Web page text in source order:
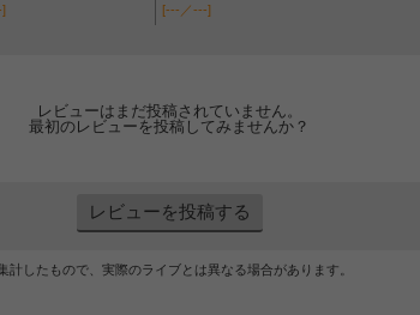
] [---／---]
レビューはまだ投稿されていません。
最初のレビューを投稿してみませんか？
レビューを投稿する
したもので、実際のライブとは異なる場合があります。